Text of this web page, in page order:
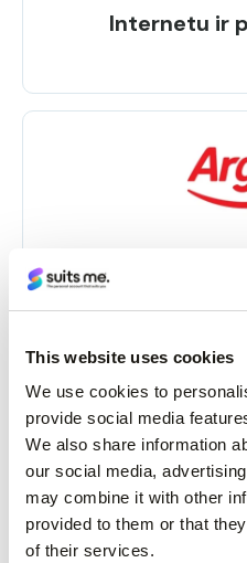
This website uses cookies
We use cookies to
provide social media
We also share information
our social media,
may combine it with other
provided to them or that
of their services.
Internetu ir
Internetu ir
Internetu ir